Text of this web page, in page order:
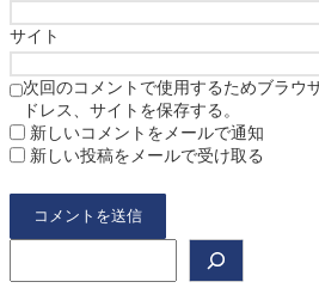
サイト
次回のコメントで使用するためブラウ
ドレス、サイトを保存する。
新しいコメントをメールで通知
新しい投稿をメールで受け取る